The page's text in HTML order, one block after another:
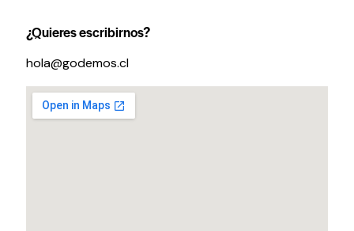
¿Quieres escribirnos?
hola@godemos.cl